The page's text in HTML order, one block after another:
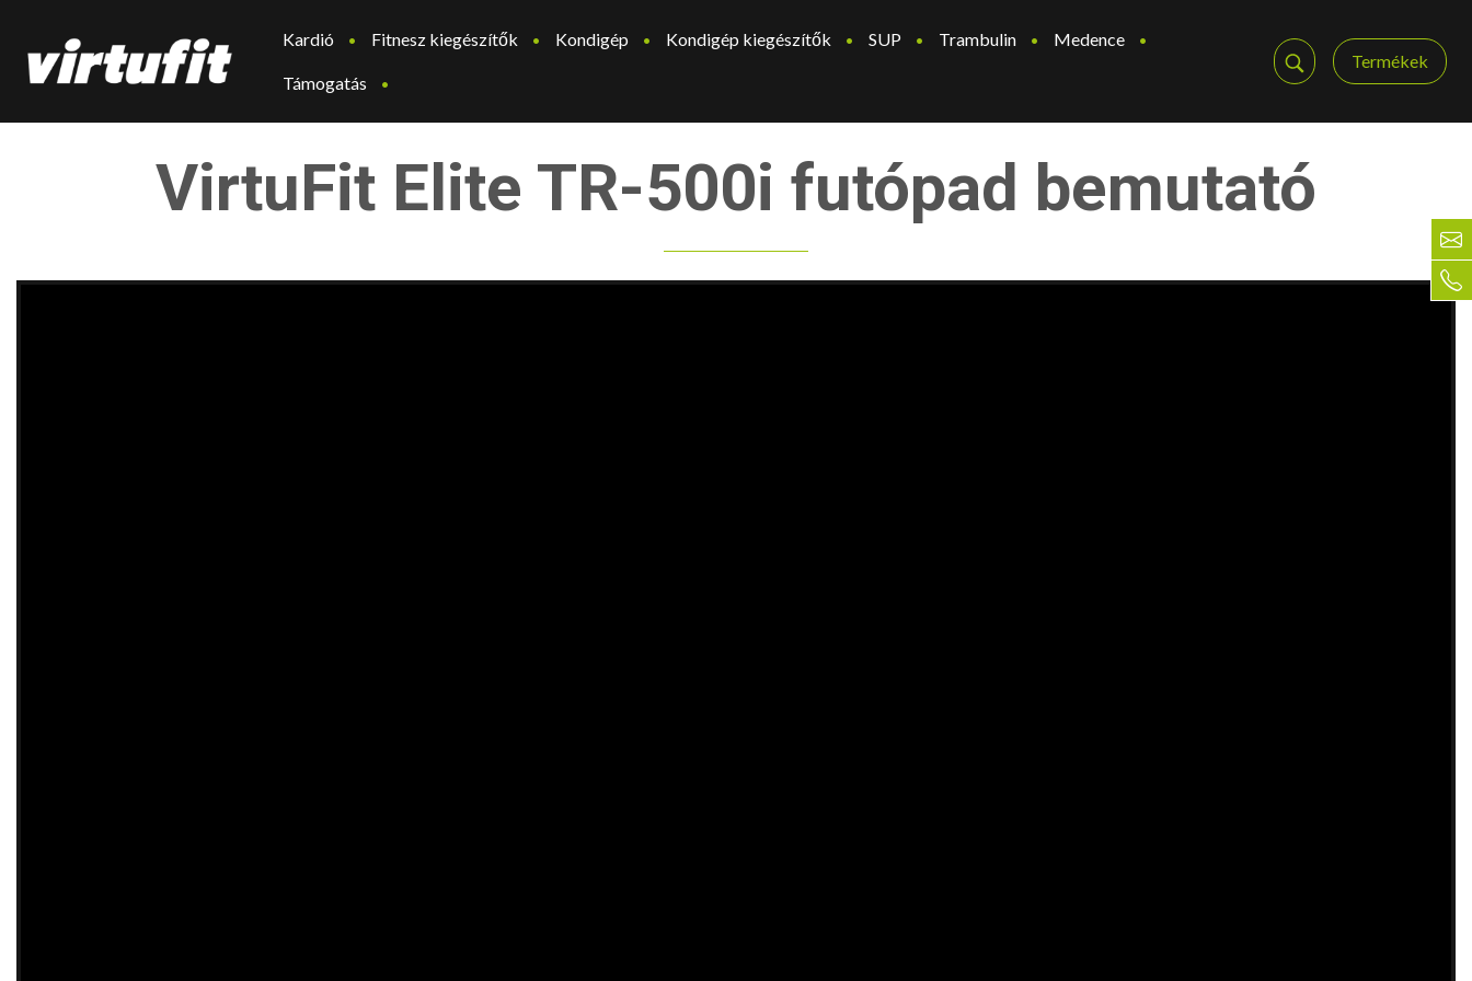
Kardió Fitnesz kiegészítők Kondigép Kondigép kiegészítők SUP Trambulin Medence
Támogatás
Termékek
VirtuFit Elite TR-500i futópad bemutató